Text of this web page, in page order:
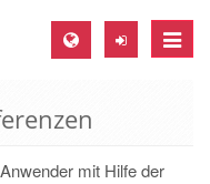
Toggle
mit Hilfe der